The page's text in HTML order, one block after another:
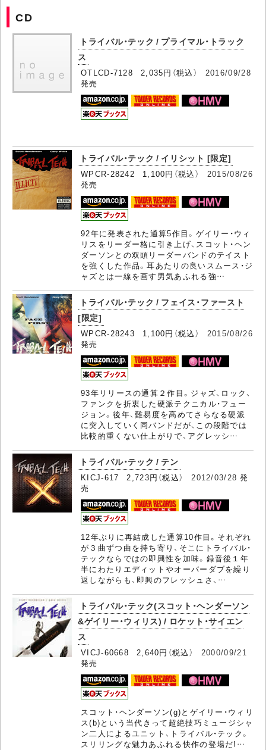
CD
トライバル・テック / プライマル・トラック
ス
OTLCD-7128 2,035円（税込） 2016/09/28
発売
トライバル・テック / イリシット [限定]
WPCR-28242 1,100円（税込） 2015/08/26
発売
92年に発表された通算5作目。ゲイリー・ウィ
リスをリーダー格に引き上げ、スコット・ヘン
ダーソンとの双頭リーダーバンドのテイスト
を強くした作品。耳あたりの良いスムース・ジ
ャズとは一線を画す男気あふれる強…
トライバル・テック / フェイス・ファースト
[限定]
WPCR-28243 1,100円（税込） 2015/08/26
発売
93年リリースの通算２作目。ジャズ、ロック、
ファンクを折衷した硬派テクニカル・フュー
ジョン。後年、難易度を高めてさらなる硬派
に突入していく同バンドだが、この段階では
比較的重くない仕上がりで、アグレッシ…
トライバル・テック / テン
KICJ-617 2,723円（税込） 2012/03/28 発
売
12年ぶりに再結成した通算10作目。それぞれ
が３曲ずつ曲を持ち寄り、そこにトライバル・
テックならではの即興性を加味。録音後１年
半にわたりエディットやオーバーダブを繰り
返しながらも、即興のフレッシュさ、…
トライバル・テック(スコット・ヘンダーソン
&ゲイリー・ウィリス) / ロケット・サイエン
ス
VICJ-60668 2,640円（税込） 2000/09/21
発売
スコット・ヘンダーソン(g)とゲイリー・ウィリ
ス(b)という当代きって超絶技巧ミュージシャ
ン二人によるユニット、トライバル・テック。
スリリングな魅力あふれる快作の登場だ!…